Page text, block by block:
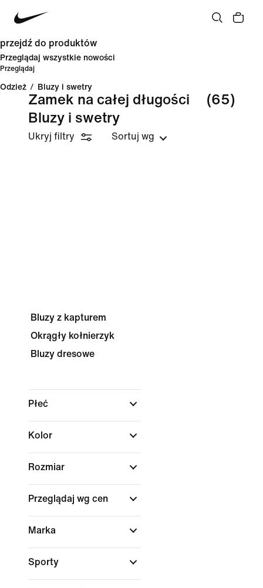
przejdź do produktów
Przeglądaj wszystkie nowości
Przeglądaj
Odzież / Bluzy i swetry
Zamek na całej długości
Bluzy i swetry
(65)
Ukryj filtry Sortuj wg
Bluzy z kapturem
Okrągły kołnierzyk
Bluzy dresowe
Płeć
Kolor
Rozmiar
Przeglądaj wg cen
Marka
Sporty